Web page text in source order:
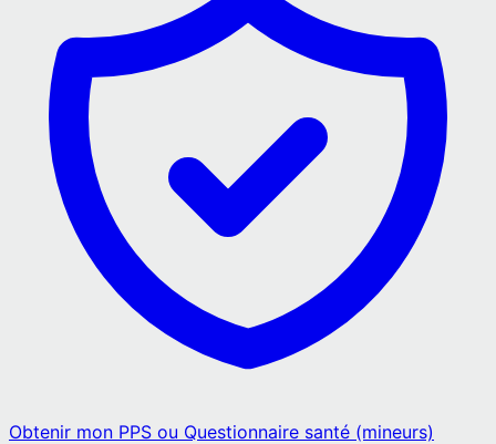
Obtenir mon PPS ou Questionnaire santé (mineurs)